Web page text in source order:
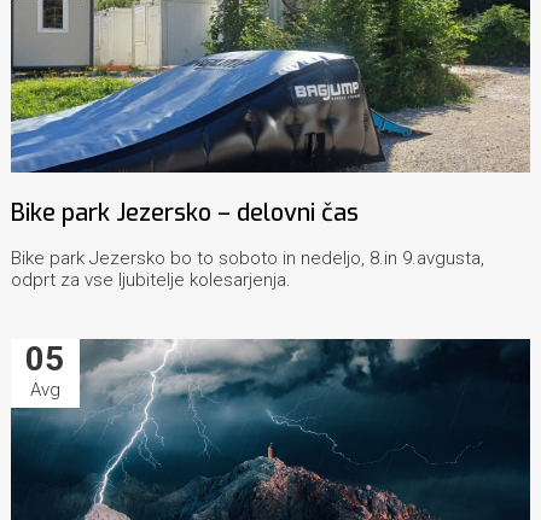
Bike park Jezersko – delovni čas
Bike park Jezersko bo to soboto in nedeljo, 8.in 9.avgusta,
odprt za vse ljubitelje kolesarjenja.
05
Avg